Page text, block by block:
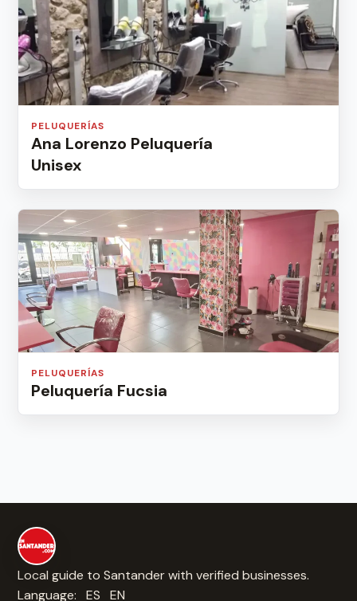
PELUQUERÍAS
Ana Lorenzo Peluquería
Unisex
PELUQUERÍAS
Peluquería Fucsia
Local guide to Santander with verified businesses.
Language:
ES EN